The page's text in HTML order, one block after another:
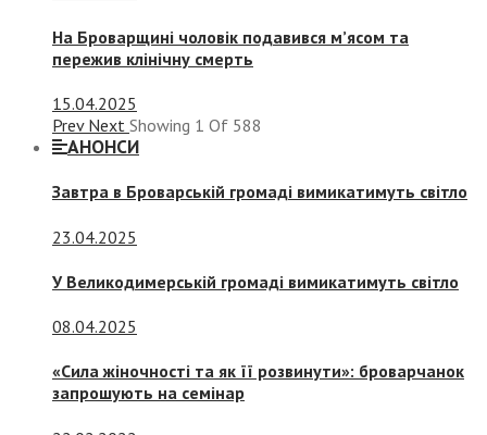
На Броварщині чоловік подавився м’ясом та
пережив клінічну смерть
15.04.2025
Prev Next Showing 1 Of 588
АНОНСИ
Завтра в Броварській громаді вимикатимуть світло
23.04.2025
У Великодимерській громаді вимикатимуть світло
08.04.2025
«Сила жіночності та як її розвинути»: броварчанок
запрошують на семінар